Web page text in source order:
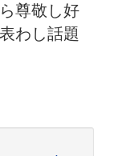
尊敬し好
わし話題